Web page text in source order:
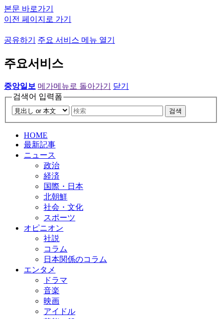
본문 바로가기
이전 페이지로 가기
공유하기 주요 서비스 메뉴 열기
주요서비스
중앙일보 메가메뉴로 돌아가기
닫기
검색어 입력폼
검색
HOME
最新記事
ニュース
政治
経済
国際・日本
北朝鮮
社会・文化
スポーツ
オピニオン
社説
コラム
日本関係のコラム
エンタメ
ドラマ
音楽
映画
アイドル